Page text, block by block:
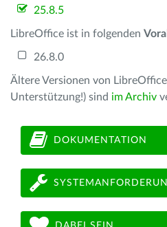
25.8.5
LibreOffice ist in folgenden
26.8.0
Ältere Versionen von
Unterstützung!) sind im Archiv
DOKUMENTATION